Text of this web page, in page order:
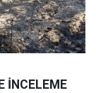
İNCELEME